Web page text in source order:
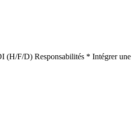
(H/F/D) Responsabilités * Intégrer une